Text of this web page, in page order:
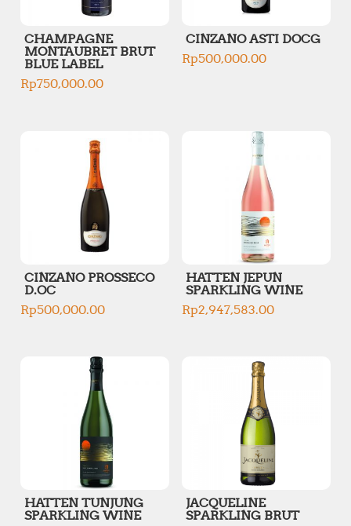
CHAMPAGNE
MONTAUBRET BRUT
BLUE LABEL
Rp750,000.00
CINZANO ASTI DOCG
Rp500,000.00
CINZANO PROSSECO
D.OC
Rp500,000.00
HATTEN JEPUN
SPARKLING WINE
Rp2,947,583.00
HATTEN TUNJUNG
SPARKLING WINE
JACQUELINE
SPARKLING BRUT